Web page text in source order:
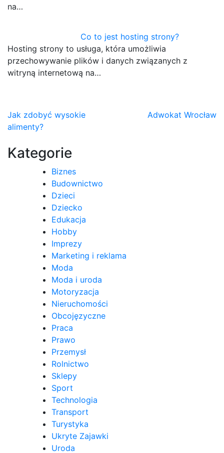
na…
Co to jest hosting strony?
Hosting strony to usługa, która umożliwia
przechowywanie plików i danych związanych z
witryną internetową na…
Nawigacja
wpisu
Jak zdobyć wysokie
alimenty?
Adwokat Wrocław
Kategorie
Biznes
Budownictwo
Dzieci
Dziecko
Edukacja
Hobby
Imprezy
Marketing i reklama
Moda
Moda i uroda
Motoryzacja
Nieruchomości
Obcojęzyczne
Praca
Prawo
Przemysł
Rolnictwo
Sklepy
Sport
Technologia
Transport
Turystyka
Ukryte Zajawki
Uroda